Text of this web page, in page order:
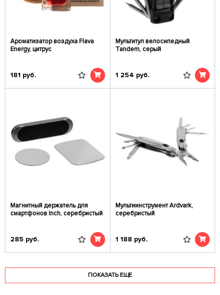
Ароматизатор воздуха Flava
Energy, цитрус
181 руб.
Мультитул велосипедный
Tandem, серый
1 254 руб.
Магнитный держатель для
смартфонов Inch, серебристый
285 руб.
Мультиинструмент Ardvark,
серебристый
1 188 руб.
ПОКАЗАТЬ ЕЩЕ